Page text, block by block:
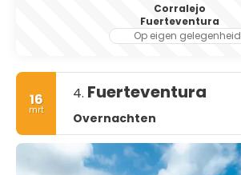
Corralejo
Fuerteventura
Op eigen gelegenheid
16
mrt
4. Fuerteventura
Overnachten